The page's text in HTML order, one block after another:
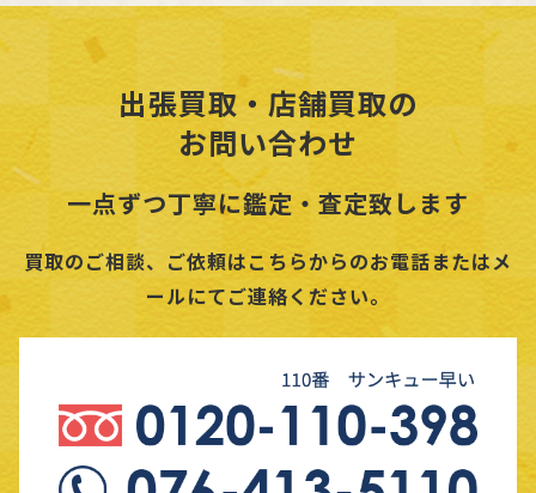
出張買取・店舗買取の
お問い合わせ
一点ずつ丁寧に鑑定・査定致します
買取のご相談、ご依頼はこちらからのお電話またはメ
ールにてご連絡ください。